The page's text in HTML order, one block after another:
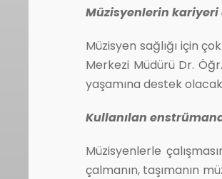
Müzisyenlerin kariyeri
Müzisyen sağlığı için
Merkezi Müdürü Dr.
yaşamına destek
Kullanılan
Müzisyenlerle
çalmanın, taşımanın